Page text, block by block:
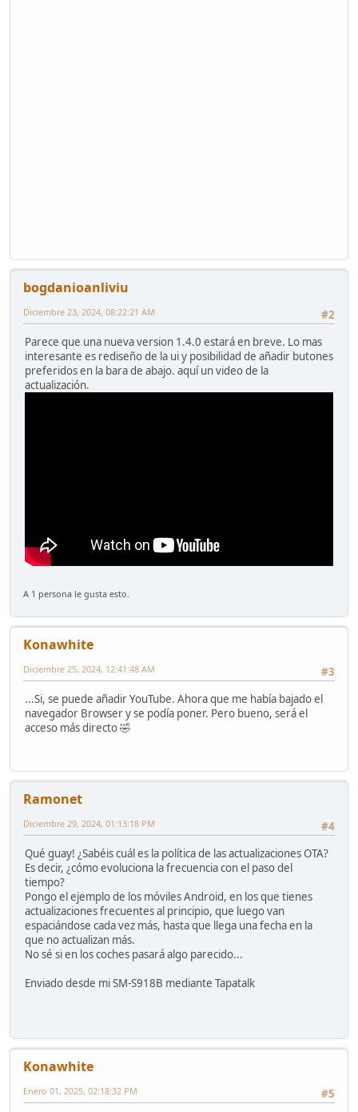
bogdanioanliviu
#2
Diciembre 23, 2024, 08:22:21 AM
Parece que una nueva version 1.4.0 estará en breve. Lo mas
interesante es rediseño de la ui y posibilidad de añadir butones
preferidos en la bara de abajo. aquí un video de la
actualización.
A 1 persona le gusta esto.
Konawhite
#3
Diciembre 25, 2024, 12:41:48 AM
...Si, se puede añadir YouTube. Ahora que me había bajado el
navegador Browser y se podía poner. Pero bueno, será el
acceso más directo 🤣
Ramonet
#4
Diciembre 29, 2024, 01:13:18 PM
Qué guay! ¿Sabéis cuál es la política de las actualizaciones OTA?
Es decir, ¿cómo evoluciona la frecuencia con el paso del
tiempo?
Pongo el ejemplo de los móviles Android, en los que tienes
actualizaciones frecuentes al principio, que luego van
espaciándose cada vez más, hasta que llega una fecha en la
que no actualizan más.
No sé si en los coches pasará algo parecido...
Enviado desde mi SM-S918B mediante Tapatalk
Konawhite
#5
Enero 01, 2025, 02:18:32 PM